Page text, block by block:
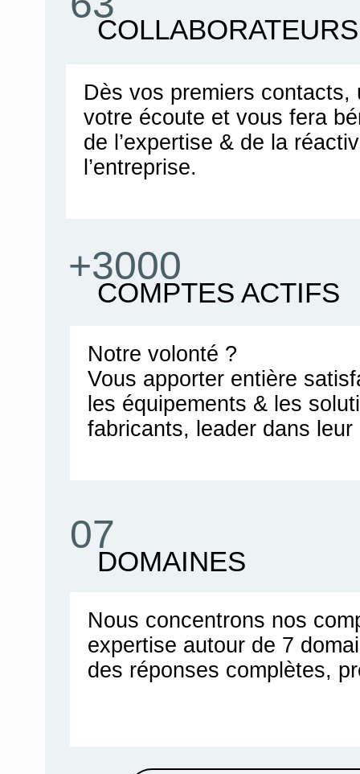
+3000
COLLABORATEURS
Dès vos premiers contacts,
votre écoute et vous fera
de l’expertise & de la
l’entreprise.
07
COMPTES ACTIFS
DOMAINES
Notre volonté ?
Vous apporter entière
les équipements & les
fabricants, leader dans leur
Nous concentrons nos
expertise autour de 7
des réponses complètes,